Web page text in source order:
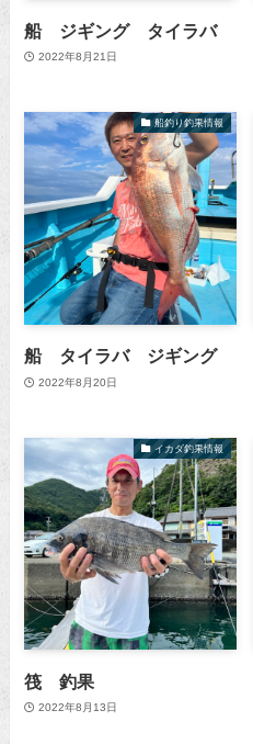
船 ジギング タイラバ
2022年8月21日
船釣り釣果情報
船 タイラバ ジギング
2022年8月20日
イカダ釣果情報
筏 釣果
2022年8月13日